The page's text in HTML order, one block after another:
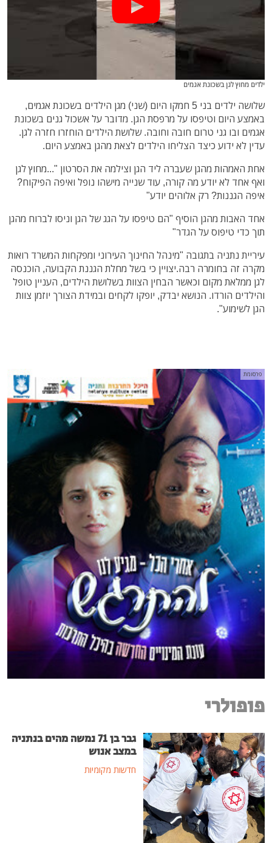
ילדים מחוץ לגן בשכונת אגמים
שלושה ילדים בני 5 חמקו היום (שני) מגן הילדים בשכונת אגמים,
באמצע היום וטיפסו על מרפסת הגן. מדובר על אשכול גנים בשכונת
אגמים ובו גני טרום חובה וחובה. שלושת הילדים הוחזרו חזרה לגן.
עדין לא ידוע כיצד הצליחו הילדים לצאת מהגן באמצע היום.
אחת האמהות מהגן שעברה ליד הגן וצילמה את הסרטון "...מחוץ לגן
ואף אחד לא יודע מה קורה, עוד שנייה מישהו נופל ואיפה הפיקוח?
איפה הגננות? רק אלוהים יודע"
אחד האבות מהגן הוסיף "הם טיפסו על הגג של הגן וניסו לברוח מהגן
תוך כדי טיפוס על הגדר"
עיריית נתניה בתגובה "מינהל החינוך העירוני ומפקחות המשרד רואות
מקרה זה בחומרה רבה.יצויין כי בשל מחלת הגננת הקבועה, הוכנסה
לגן ממלאת מקום וכאשר הבחין הצוות בשלושת הילדים, העניין טופל
והילדים הורדו. הנושא יבדק, יופקו לקחים ובמידת הצורך יוזמן צוות
הגן לשימוע".
פרסומת
פופולרי
גבר בן 71 נמשה מהים בנתניה
במצב אנוש
חדשות מקומיות